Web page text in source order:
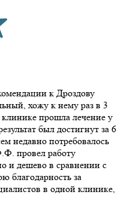
к Дроздову
хожу к нему раз в 3
прошла лечение у
был достигнут за 6
недавно потребовалось
провел работу
и дешево в сравнении с
благодарность за
в одной клинике,